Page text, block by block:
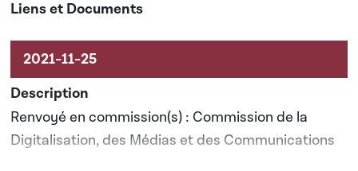
Renvoyé en commission(s) : Commission de la
Digitalisation, des Médias et des Communications